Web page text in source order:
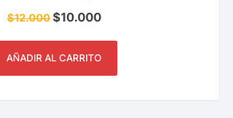
$12.000$10.000
AÑADIR AL CARRITO